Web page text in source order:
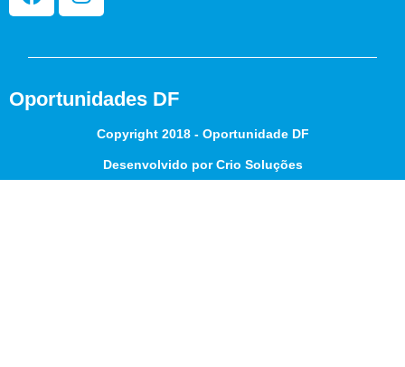
Oportunidades DF
Copyright 2018 - Oportunidade DF
Desenvolvido por Crio Soluções